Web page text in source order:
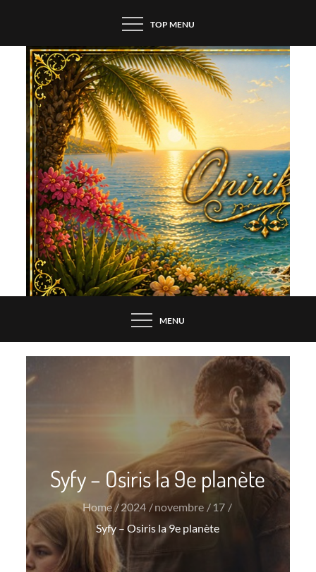
content
TOP MENU
MENU
Syfy – Osiris la 9e planète
Home 2024 novembre
17
Syfy – Osiris la 9e planète